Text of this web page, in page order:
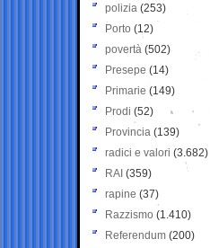
polizia (253)
Porto (12)
povertà (502)
Presepe (14)
Primarie (149)
Prodi (52)
Provincia (139)
radici e valori (3.682)
RAI (359)
rapine (37)
Razzismo (1.410)
Referendum (200)